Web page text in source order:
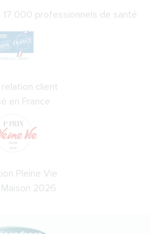
17 000 professionnels de santé
client
en France
Pleine Vie
Maison 2026